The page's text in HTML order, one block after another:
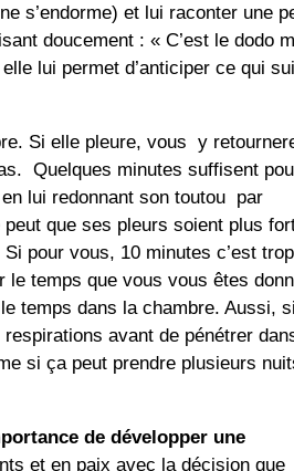
s’endorme) et lui raconter une
doucement : « C’est le dodo
lui permet d’anticiper ce qui
Si elle pleure, vous y
Quelques minutes suffisent
lui redonnant son toutou par
que ses pleurs soient plus
pour vous, 10 minutes c’est trop
temps que vous vous êtes
temps dans la chambre. Aussi, si
avant de pénétrer
si ça peut prendre plusieurs
de développer une
et en paix avec la décision que